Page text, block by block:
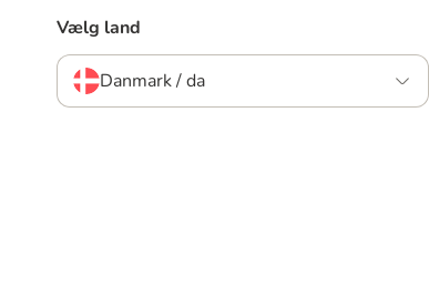
Vælg land
Danmark / da